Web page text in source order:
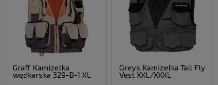
Graff Kamizelka
wędkarska 329-B-1 XL
Greys Kamizelka Tail Fly
Vest XXL/XXXL